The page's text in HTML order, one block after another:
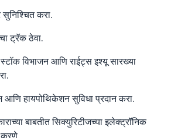
करा.
ट्रॅक ठेवा.
विभाजन आणि राईट्स इश्यू सारख्या
आणि हायपोथिकेशन सुविधा प्रदान करा.
बाबतीत सिक्युरिटीजच्या इलेक्ट्रॉनिक
करणे.